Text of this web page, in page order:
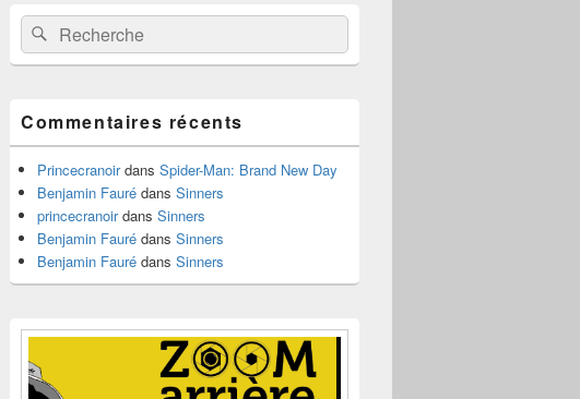
Zone
principale
de
widget
barre
latérale
Recherche :Rechercher
Commentaires récents
Princecranoirdans Spider-Man: Brand New Day
Benjamin Fauré dans Sinners
princecranoirdans Sinners
Benjamin Fauré dans Sinners
Benjamin Fauré dans Sinners